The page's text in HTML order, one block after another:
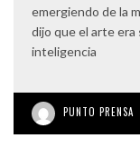
emergiendo de la
dijo que el arte era
inteligencia
PUNTO PRENSA